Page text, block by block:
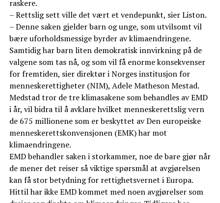
raskere.
– Rettslig sett ville det vært et vendepunkt, sier Liston.
– Denne saken gjelder barn og unge, som utvilsomt vil
bære uforholdsmessige byrder av klimaendringene.
Samtidig har barn liten demokratisk innvirkning på de
valgene som tas nå, og som vil få enorme konsekvenser
for fremtiden, sier direktør i Norges institusjon for
menneskerettigheter (NIM), Adele Matheson Mestad.
Medstad tror de tre klimasakene som behandles av EMD
i år, vil bidra til å avklare hvilket menneskerettslig vern
de 675 millionene som er beskyttet av Den europeiske
menneskerettskonvensjonen (EMK) har mot
klimaendringene.
EMD behandler saken i storkammer, noe de bare gjør når
de mener det reiser så viktige spørsmål at avgjørelsen
kan få stor betydning for rettighetsvernet i Europa.
Hittil har ikke EMD kommet med noen avgjørelser som